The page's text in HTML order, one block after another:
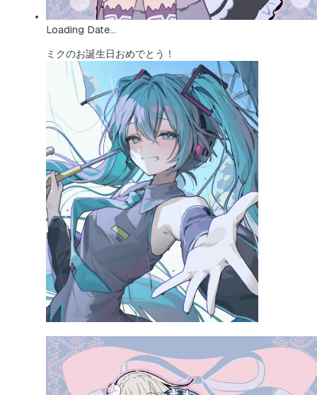
Loading Date...
ミクのお誕生日おめでとう！